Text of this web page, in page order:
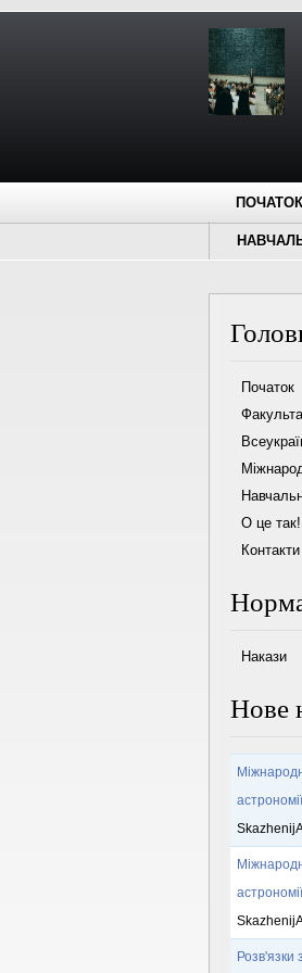
ПОЧАТОК
Початок
О це так!
Контакти
Накази
Нове
Розв'язки